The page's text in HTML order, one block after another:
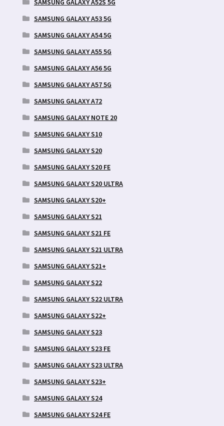
SAMSUNG GALAXY A52S 5G
SAMSUNG GALAXY A53 5G
SAMSUNG GALAXY A54 5G
SAMSUNG GALAXY A55 5G
SAMSUNG GALAXY A56 5G
SAMSUNG GALAXY A57 5G
SAMSUNG GALAXY A72
SAMSUNG GALAXY NOTE 20
SAMSUNG GALAXY S10
SAMSUNG GALAXY S20
SAMSUNG GALAXY S20 FE
SAMSUNG GALAXY S20 ULTRA
SAMSUNG GALAXY S20+
SAMSUNG GALAXY S21
SAMSUNG GALAXY S21 FE
SAMSUNG GALAXY S21 ULTRA
SAMSUNG GALAXY S21+
SAMSUNG GALAXY S22
SAMSUNG GALAXY S22 ULTRA
SAMSUNG GALAXY S22+
SAMSUNG GALAXY S23
SAMSUNG GALAXY S23 FE
SAMSUNG GALAXY S23 ULTRA
SAMSUNG GALAXY S23+
SAMSUNG GALAXY S24
SAMSUNG GALAXY S24 FE